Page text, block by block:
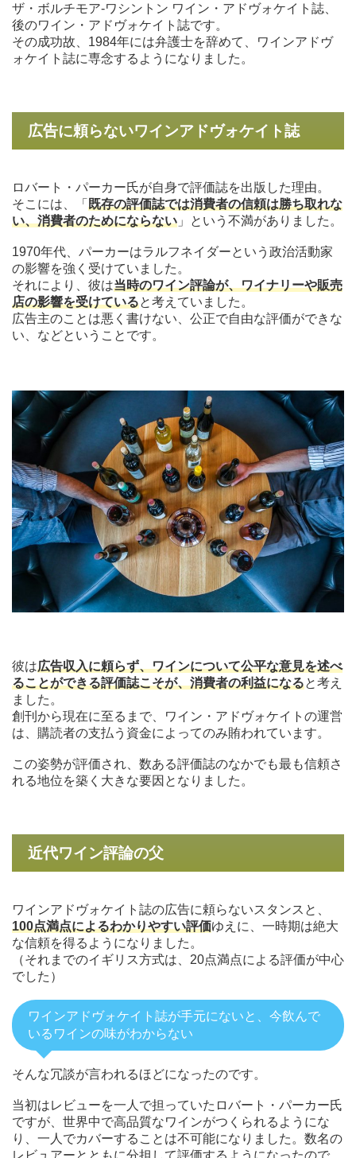
ザ・ボルチモア-ワシントン ワイン・アドヴォケイト誌、
後のワイン・アドヴォケイト誌です。
その成功故、1984年には弁護士を辞めて、ワインアドヴ
ォケイト誌に専念するようになりました。
広告に頼らないワインアドヴォケイト誌
ロバート・パーカー氏が自身で評価誌を出版した理由。
そこには、「 既存の評価誌では消費者の信頼は勝ち取れな
い、消費者のためにならない 」という不満がありました。
1970年代、パーカーはラルフネイダーという政治活動家
の影響を強く受けていました。
それにより、彼は当時のワイン評論が、ワイナリーや販売
店の影響を受けていると考えていました。
広告主のことは悪く書けない、公正で自由な評価ができな
い、などということです。
彼は広告収入に頼らず、ワインについて公平な意見を述べ
ることができる評価誌こそが、消費者の利益になると考え
ました。
創刊から現在に至るまで、ワイン・アドヴォケイトの運営
は、購読者の支払う資金によってのみ賄われています。
この姿勢が評価され、数ある評価誌のなかでも最も信頼さ
れる地位を築く大きな要因となりました。
近代ワイン評論の父
ワインアドヴォケイト誌の広告に頼らないスタンスと、
100点満点によるわかりやすい評価ゆえに、一時期は絶大
な信頼を得るようになりました。
（それまでのイギリス方式は、20点満点による評価が中心
でした）
ワインアドヴォケイト誌が手元にないと、今飲んで
いるワインの味がわからない
そんな冗談が言われるほどになったのです。
当初はレビューを一人で担っていたロバート・パーカー氏
ですが、世界中で高品質なワインがつくられるようにな
り、一人でカバーすることは不可能になりました。数名の
レビュアーとともに分担して評価するようになったので